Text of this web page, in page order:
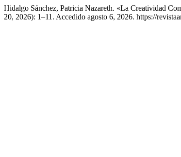
Hidalgo Sánchez, Patricia Nazareth. «La Creatividad
20, 2026): 1–11. Accedido agosto 6, 2026. https://